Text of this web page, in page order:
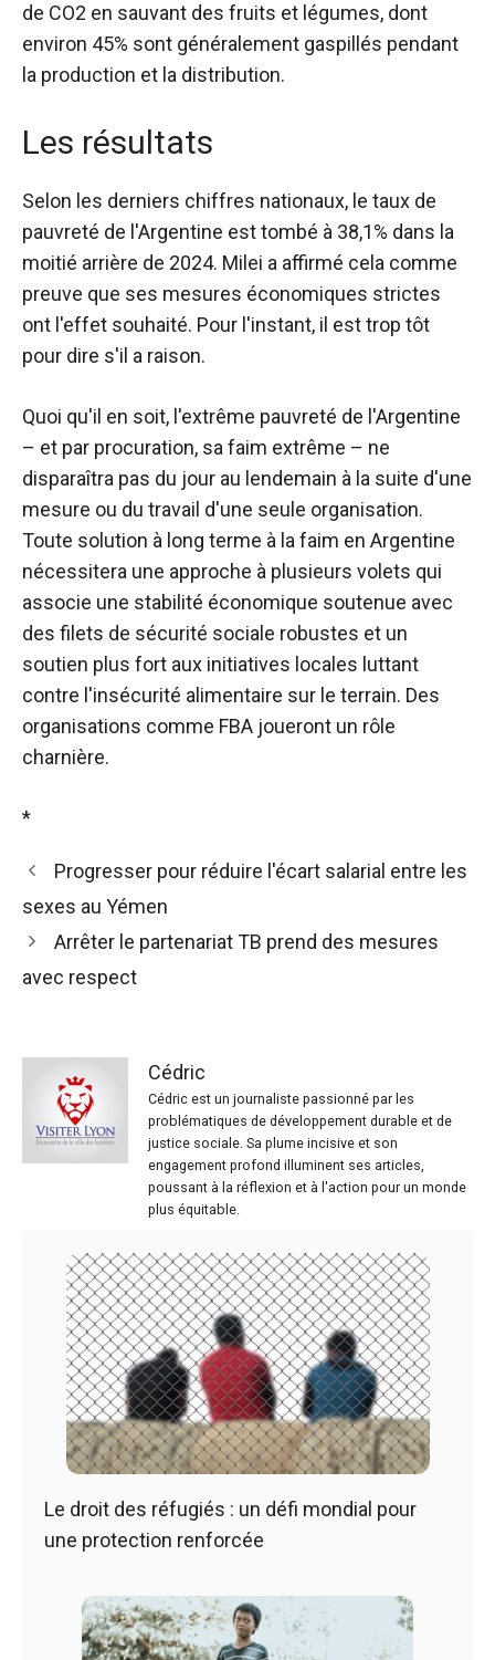
de CO2 en sauvant des fruits et légumes, dont
environ 45% sont généralement gaspillés pendant
la production et la distribution.
Les résultats
Selon les derniers chiffres nationaux, le taux de
pauvreté de l'Argentine est tombé à 38,1% dans la
moitié arrière de 2024. Milei a affirmé cela comme
preuve que ses mesures économiques strictes
ont l'effet souhaité. Pour l'instant, il est trop tôt
pour dire s'il a raison.
Quoi qu'il en soit, l'extrême pauvreté de l'Argentine
– et par procuration, sa faim extrême – ne
disparaîtra pas du jour au lendemain à la suite d'une
mesure ou du travail d'une seule organisation.
Toute solution à long terme à la faim en Argentine
nécessitera une approche à plusieurs volets qui
associe une stabilité économique soutenue avec
des filets de sécurité sociale robustes et un
soutien plus fort aux initiatives locales luttant
contre l'insécurité alimentaire sur le terrain. Des
organisations comme FBA joueront un rôle
charnière.
*
Progresser pour réduire l'écart salarial entre les
sexes au Yémen
Arrêter le partenariat TB prend des mesures
avec respect
Cédric
Cédric est un journaliste passionné par les
problématiques de développement durable et de
justice sociale. Sa plume incisive et son
engagement profond illuminent ses articles,
poussant à la réflexion et à l'action pour un monde
plus équitable.
Le droit des réfugiés : un défi mondial pour
une protection renforcée